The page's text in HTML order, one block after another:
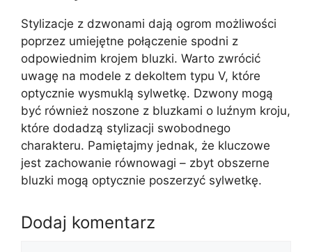
Stylizacje z dzwonami dają ogrom możliwości
poprzez umiejętne połączenie spodni z
odpowiednim krojem bluzki. Warto zwrócić
uwagę na modele z dekoltem typu V, które
optycznie wysmuklą sylwetkę. Dzwony mogą
być również noszone z bluzkami o luźnym kroju,
które dodadzą stylizacji swobodnego
charakteru. Pamiętajmy jednak, że kluczowe
jest zachowanie równowagi – zbyt obszerne
bluzki mogą optycznie poszerzyć sylwetkę.
Dodaj komentarz